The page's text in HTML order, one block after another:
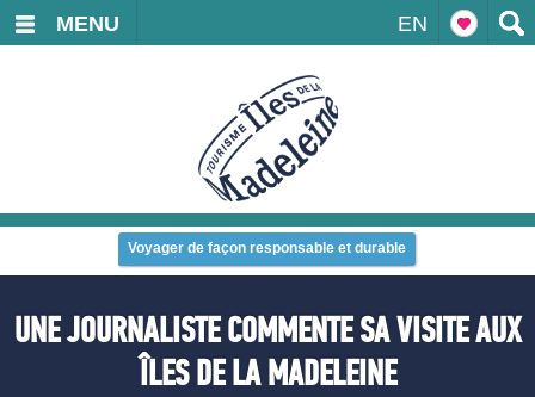
EN
MENU
Voyager de façon responsable et durable
UNE JOURNALISTE COMMENTE SA VISITE AUX
ÎLES DE LA MADELEINE